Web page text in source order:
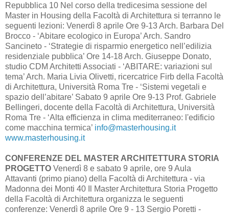
Repubblica 10 Nel corso della tredicesima sessione del
Master in Housing della Facoltà di Architettura si terranno le
seguenti lezioni: Venerdì 8 aprile Ore 9-13 Arch. Barbara Del
Brocco - ‘Abitare ecologico in Europa’ Arch. Sandro
Sancineto - ‘Strategie di risparmio energetico nell’edilizia
residenziale pubblica’ Ore 14-18 Arch. Giuseppe Donato,
studio CDM Architetti Associati - ‘ABITARE: variazioni sul
tema’ Arch. Maria Livia Olivetti, ricercatrice Firb della Facoltà
di Architettura, Università Roma Tre - ‘Sistemi vegetali e
spazio dell’abitare’ Sabato 9 aprile Ore 9-13 Prof. Gabriele
Bellingeri, docente della Facoltà di Architettura, Università
Roma Tre - ‘Alta efficienza in clima mediterraneo: l'edificio
come macchina termica’ info@masterhousing.it
www.masterhousing.it
CONFERENZE DEL MASTER ARCHITETTURA STORIA
PROGETTO Venerdì 8 e sabato 9 aprile, ore 9 Aula
Attavanti (primo piano) della Facoltà di Architettura - via
Madonna dei Monti 40 Il Master Architettura Storia Progetto
della Facoltà di Architettura organizza le seguenti
conferenze: Venerdì 8 aprile Ore 9 - 13 Sergio Poretti -